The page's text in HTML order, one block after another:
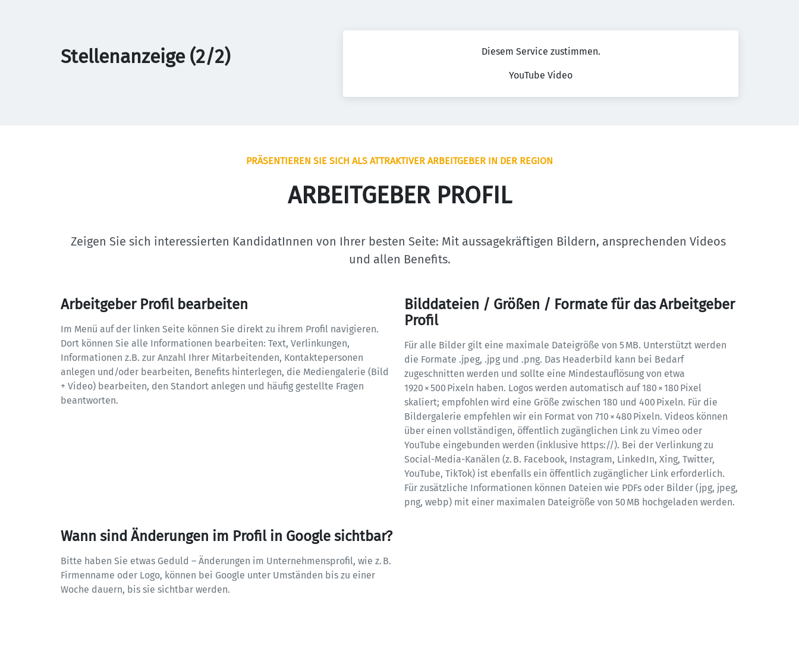
Stellenanzeige (2/2) Diesem Service zustimmen.
YouTube Video
PRÄSENTIEREN SIE SICH ALS ATTRAKTIVER ARBEITGEBER IN DER REGION
ARBEITGEBER PROFIL
Zeigen Sie sich interessierten KandidatInnen von Ihrer besten Seite: Mit aussagekräftigen Bildern, ansprechenden Videos
und allen Benefits.
Arbeitgeber Profil bearbeiten
Im Menü auf der linken Seite können Sie direkt zu ihrem Profil navigieren.
Dort können Sie alle Informationen bearbeiten: Text, Verlinkungen,
Informationen z.B. zur Anzahl Ihrer Mitarbeitenden, Kontaktepersonen
anlegen und/oder bearbeiten, Benefits hinterlegen, die Mediengalerie (Bild
+ Video) bearbeiten, den Standort anlegen und häufig gestellte Fragen
beantworten.
Bilddateien / Größen / Formate für das Arbeitgeber
Profil
Für alle Bilder gilt eine maximale Dateigröße von 5 MB. Unterstützt werden
die Formate .jpeg, .jpg und .png. Das Headerbild kann bei Bedarf
zugeschnitten werden und sollte eine Mindestauflösung von etwa
1920 × 500 Pixeln haben. Logos werden automatisch auf 180 × 180 Pixel
skaliert; empfohlen wird eine Größe zwischen 180 und 400 Pixeln. Für die
Bildergalerie empfehlen wir ein Format von 710 × 480 Pixeln. Videos können
über einen vollständigen, öffentlich zugänglichen Link zu Vimeo oder
YouTube eingebunden werden (inklusive https://). Bei der Verlinkung zu
Social-Media-Kanälen (z. B. Facebook, Instagram, LinkedIn, Xing, Twitter,
YouTube, TikTok) ist ebenfalls ein öffentlich zugänglicher Link erforderlich.
Für zusätzliche Informationen können Dateien wie PDFs oder Bilder (jpg, jpeg,
png, webp) mit einer maximalen Dateigröße von 50 MB hochgeladen werden.
Wann sind Änderungen im Profil in Google sichtbar?
Bitte haben Sie etwas Geduld – Änderungen im Unternehmensprofil, wie z. B.
Firmenname oder Logo, können bei Google unter Umständen bis zu einer
Woche dauern, bis sie sichtbar werden.